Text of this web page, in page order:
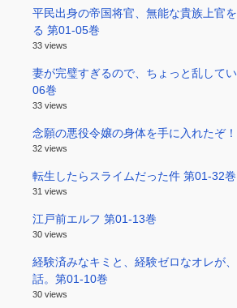
平民出身の帝国将官、無能な貴族上官
る 第01-05巻
33 views
妻が完璧すぎるので、ちょっと乱して
06巻
33 views
念願の悪役令嬢の身体を手に入れたぞ
32 views
転生したらスライムだった件 第01-32巻
31 views
江戸前エルフ 第01-13巻
30 views
経験済みなキミと、経験ゼロなオレが
話。第01-10巻
30 views